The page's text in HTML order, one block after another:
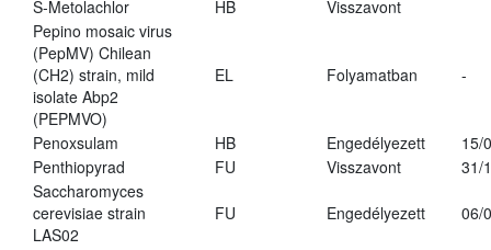
S-Metolachlor HB
Visszavont
Pepino mosaic virus
(PepMV) Chilean
(CH2) strain, mild
isolate Abp2
(PEPMVO)
EL Folyamatban -
Penoxsulam HB Engedélyezett
15/
Penthiopyrad
FU Visszavont
31/
Saccharomyces
cerevisiae strain
LAS02
FU Engedélyezett 06/